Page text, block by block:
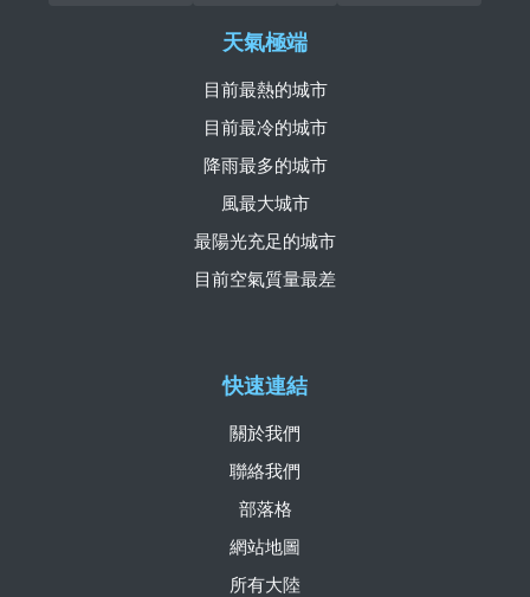
快速連結
關於我們
聯絡我們
部落格
網站地圖
所有大陸
天氣極端
目前最熱的城市
目前最冷的城市
降雨最多的城市
風最大城市
最陽光充足的城市
目前空氣質量最差